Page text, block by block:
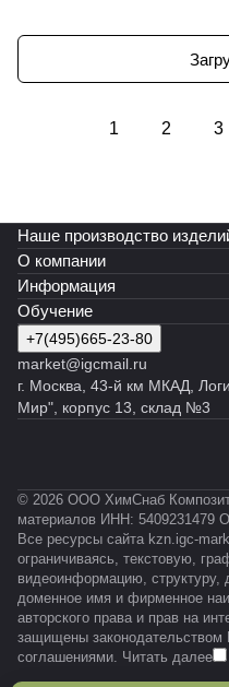
1 2 3
Наше производство
О компании
Информация
Обучение
+7(495)665-23-80
market@igcmail.ru
г. Москва, 43-й км МКАД,
Мир", корпус 13, склад №3
© 2026 ООО ХимСнаб
материалов ИНН: 5409231479
Все ресурсы сайта kzn.igc-
ограничиваясь, текстовую,
видеоинформацию, структуру,
доменное имя и фирменное
авторского права и прав на
защищены
соглашениями. Читать далее